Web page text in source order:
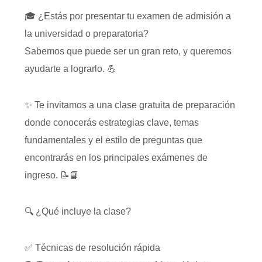
🎓 ¿Estás por presentar tu examen de admisión a
la universidad o preparatoria?
Sabemos que puede ser un gran reto, y queremos
ayudarte a lograrlo. 💪
✨ Te invitamos a una clase gratuita de preparación
donde conocerás estrategias clave, temas
fundamentales y el estilo de preguntas que
encontrarás en los principales exámenes de
ingreso. 📝📘
🔍 ¿Qué incluye la clase?
✅ Técnicas de resolución rápida